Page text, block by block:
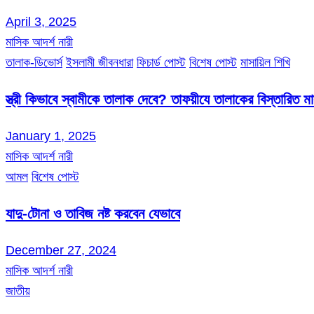
April 3, 2025
মাসিক আদর্শ নারী
তালাক-ডিভোর্স ইসলামী জীবনধারা ফিচার্ড পোস্ট বিশেষ পোস্ট মাসায়িল শিখি
স্ত্রী কিভাবে স্বামীকে তালাক দেবে? তাফয়ীযে তালাকের বিস্তারিত
January 1, 2025
মাসিক আদর্শ নারী
আমল বিশেষ পোস্ট
যাদু-টোনা ও তাবিজ নষ্ট করবেন যেভাবে
December 27, 2024
মাসিক আদর্শ নারী
জাতীয়